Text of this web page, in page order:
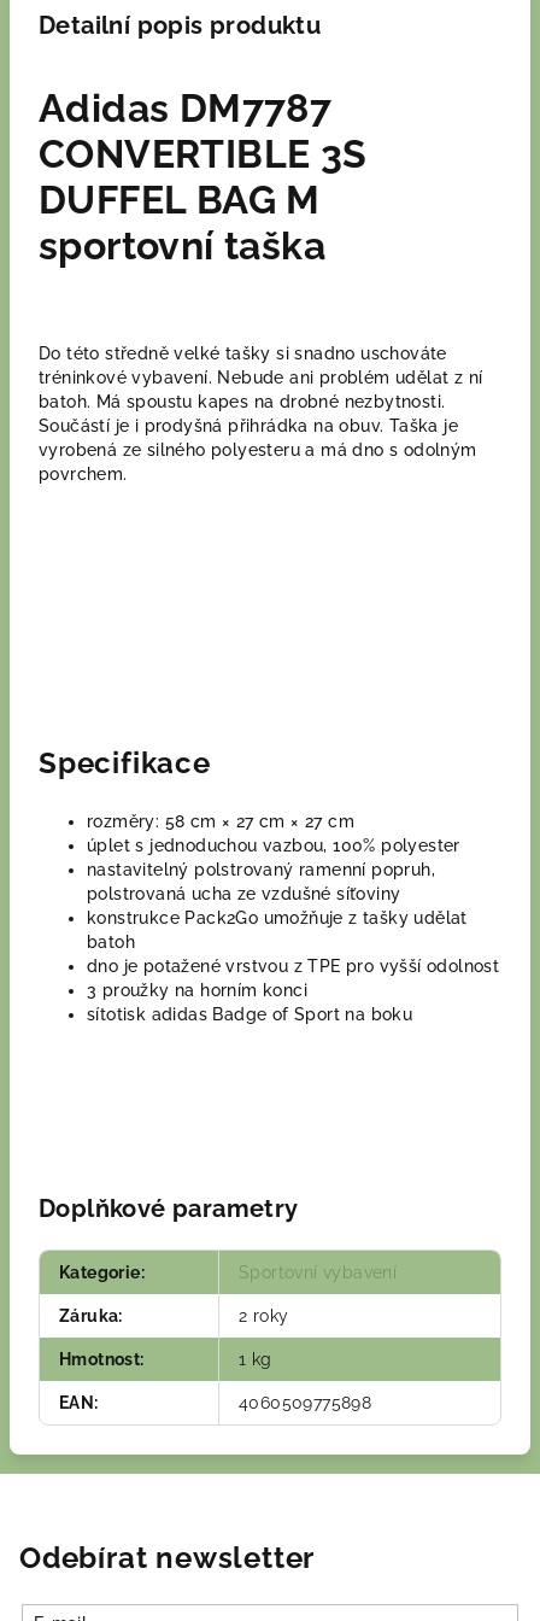
Detailní popis produktu
Adidas DM7787
CONVERTIBLE 3S
DUFFEL BAG M
sportovní taška
Do této středně velké tašky si snadno uschováte
tréninkové vybavení. Nebude ani problém udělat z ní
batoh. Má spoustu kapes na drobné nezbytnosti.
Součástí je i prodyšná přihrádka na obuv. Taška je
vyrobená ze silného polyesteru a má dno s odolným
povrchem.
Specifikace
rozměry: 58 cm × 27 cm × 27 cm
úplet s jednoduchou vazbou, 100% polyester
nastavitelný polstrovaný ramenní popruh,
polstrovaná ucha ze vzdušné síťoviny
konstrukce Pack2Go umožňuje z tašky udělat
batoh
dno je potažené vrstvou z TPE pro vyšší odolnost
3 proužky na horním konci
sítotisk adidas Badge of Sport na boku
Doplňkové parametry
Kategorie: Sportovní vybavení
Záruka: 2 roky
Hmotnost: 1 kg
EAN : 4060509775898
Odebírat newsletter